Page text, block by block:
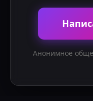
Анонимное